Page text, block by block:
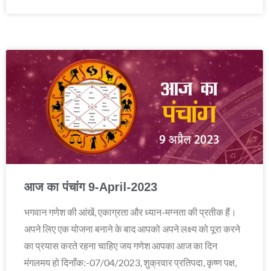
आज का पंचांग 9-April-2023
भगवान गणेश की आंखें, एकाग्रता और ध्यान-मग्नता की प्रतीक हैं।
अपने लिए एक योजना बनाने के बाद आपको अपने लक्ष्य को पूरा करने
का प्रयास करते रहना चाहिए जय गणेश आपका आज का दिन
मंगलमय हो दिनाँक:-07/04/2023, शुक्रवार प्रतिपदा, कृष्ण पक्ष,